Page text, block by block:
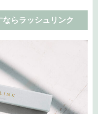
らラッシュリンク